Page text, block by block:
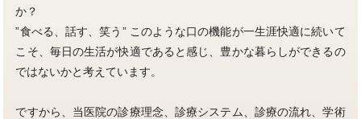
か？
”食べる、話す、笑う” このような口の機能が一生涯快適に続いて
こそ、 毎日の生活が快適であると感じ、豊かな暮らしができるの
ではないかと考えています。
ですから、当医院の診療理念、診療システム、診療の流れ、学術